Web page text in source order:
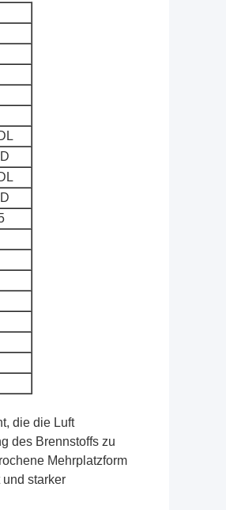
die die Luft
des Brennstoffs zu
Mehrplatzform
starker